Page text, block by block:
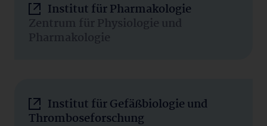
Institut für Pharmakologie
Zentrum für Physiologie und
Pharmakologie
Institut für Gefäßbiologie und
Thromboseforschung